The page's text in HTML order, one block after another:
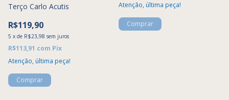
Terço Carlo Acutis
R$119,90
5 x de R$23,98 sem juros
R$113,91 com Pix
Atenção, última peça!
Atenção, última peça!